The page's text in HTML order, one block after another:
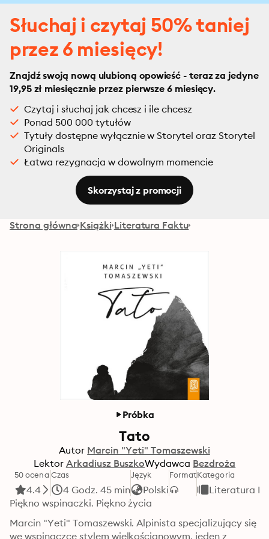
Słuchaj i czytaj 50% taniej
przez 6 miesięcy!
Znajdź swoją nową ulubioną opowieść - teraz za jedyne
19,95 zł miesięcznie przez pierwsze 6 miesięcy.
Czytaj i słuchaj jak chcesz i ile chcesz
Ponad 500 000 tytułów
Tytuły dostępne wyłącznie w Storytel oraz Storytel
Originals
Łatwa rezygnacja w dowolnym momencie
Skorzystaj z promocji
Strona główna Książki Literatura Faktu
Próbka
Tato
Autor Marcin "Yeti" Tomaszewski
Lektor Arkadiusz BuszkoWydawca Bezdroża
50 ocena
4.4
Czas
4 Godz. 45 min
Język
Polski
FormatKategoria
Literatura
Piękno wspinaczki. Piękno życia
Marcin "Yeti" Tomaszewski. Alpinista specjalizujący się
we wspinaczce stylem wielkościanowym, jeden z